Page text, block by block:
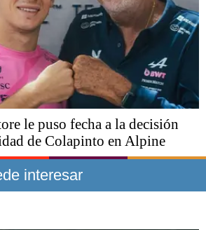
le puso fecha a la decisión
de Colapinto en Alpine
interesar